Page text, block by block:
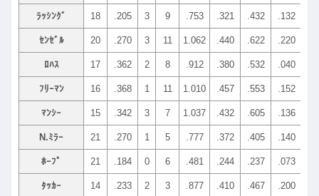
ﾗｯｼﾝｸﾞ 18 .205 3 9 .753 .321 .432 .132
ｾﾝｾﾞﾙ 20 .270 3 11 1.062 .440 .622 .220
ﾛﾊｽ 17 .362 2 8 .912 .380 .532 .040
ﾌﾘｰﾏﾝ 16 .368 1 11 1.010 .457 .553 .152
ﾏﾝｼｰ 15 .342 3 7 1.037 .432 .605 .136
N.ﾐﾗｰ 21 .270 1 5 .777 .372 .405 .140
ﾎｰﾌﾟ 21 .184 0 6 .481 .244 .237 .073
ﾀｯｶｰ 14 .233 2 3 .877 .410 .467 .200